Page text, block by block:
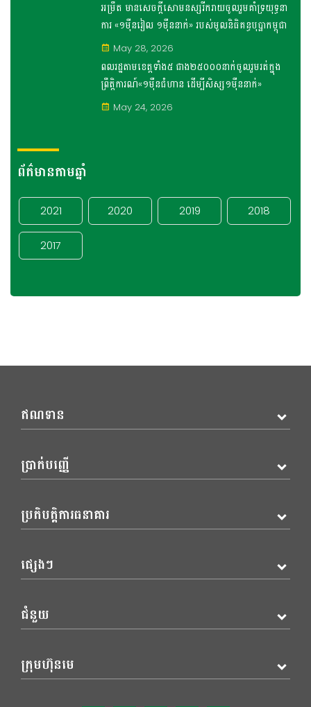
អម្រឹត មានសេចក្តីសោមនស្សរីករាយចូលរួមគាំទ្រយុទ្ធនា
ការ «១ម៉ឺនរៀល ១ម៉ឺននាក់» របស់មូលនិធិគន្ធបុប្ផាកម្ពុជា
May 28, 2026
ពលរដ្ឋតាមខេត្តទាំង៥ ជាង២៥០០០នាក់ចូលរួមរត់ក្នុង
ព្រឹត្តិការណ៍«១ម៉ឺនជំហាន ដើម្បីសិស្ស១ម៉ឺននាក់»
May 24, 2026
ព័ត៌មានតាមឆ្នាំ
2021 2020 2019 2018
2017
ឥណទាន
ប្រាក់បញ្ញើ
ប្រតិបត្តិការធនាគារ
ផ្សេងៗ
ជំនួយ
ក្រុមហ៊ុនមេ